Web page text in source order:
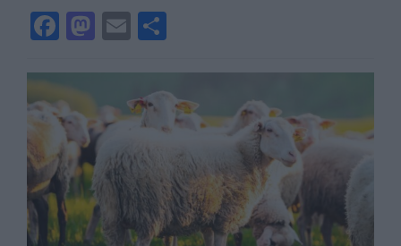
F
c
e
b
o
o
k
M
st
o
d
o
n
E
ai
l
ρ
α
σ
τε
ίτ
ε